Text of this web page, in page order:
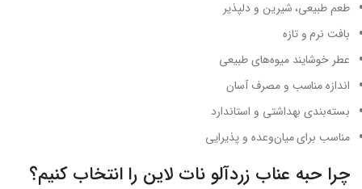
طعم طبیعی، شیرین و دلپذیر
بافت نرم و تازه
عطر خوشایند میوه‌های طبیعی
اندازه مناسب و مصرف آسان
بسته‌بندی بهداشتی و استاندارد
مناسب برای میان‌وعده و پذیرایی
چرا حبه عناب زردآلو نات لاین را انتخاب کنیم؟